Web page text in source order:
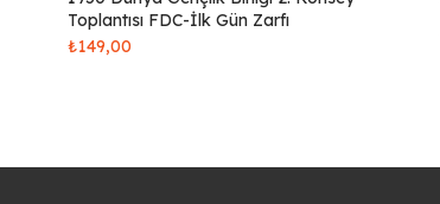
Toplantısı FDC-İlk Gün Zarfı
₺149,00